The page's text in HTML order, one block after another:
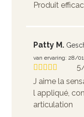
Produit
Patty M.
van ervaring: 28/
J aime la
l appliqué,
articulation